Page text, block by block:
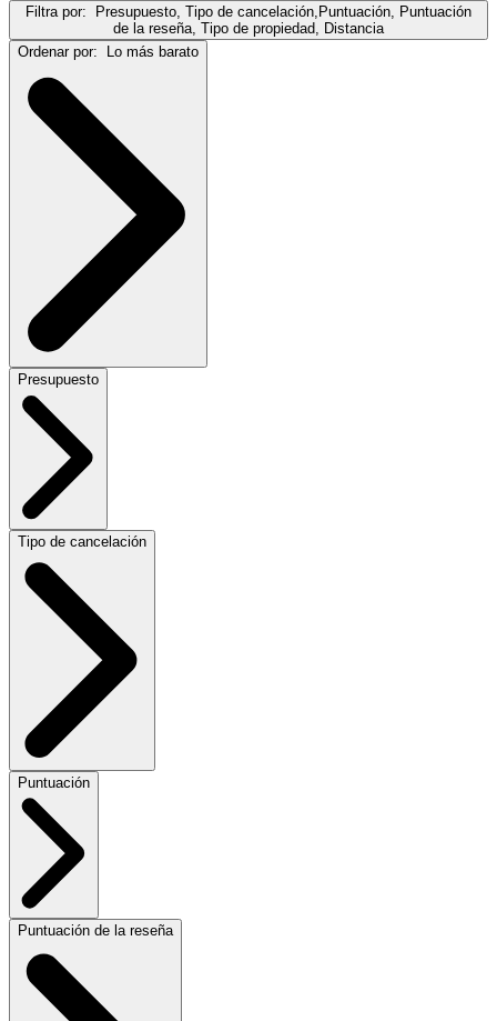
Filtra por: Presupuesto, Tipo de cancelación,Puntuación, Puntuación
de la reseña, Tipo de propiedad, Distancia
Ordenar por: Lo más barato
Presupuesto
Tipo de cancelación
Puntuación
Puntuación de la reseña